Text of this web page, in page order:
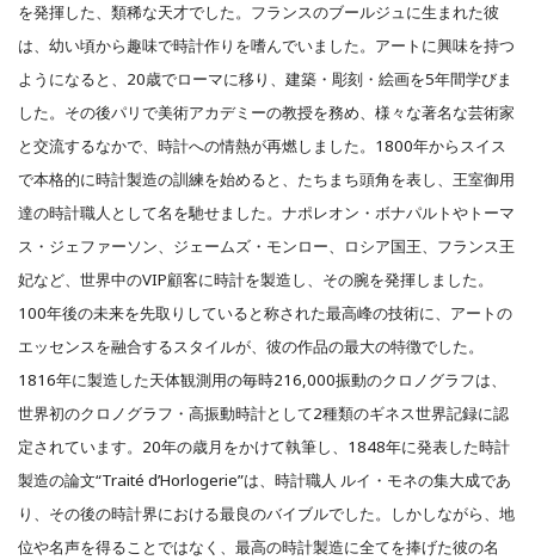
を発揮した、類稀な天才でした。フランスのブールジュに生まれた彼
は、幼い頃から趣味で時計作りを嗜んでいました。アートに興味を持つ
ようになると、20歳でローマに移り、建築・彫刻・絵画を5年間学びま
した。その後パリで美術アカデミーの教授を務め、様々な著名な芸術家
と交流するなかで、時計への情熱が再燃しました。1800年からスイス
で本格的に時計製造の訓練を始めると、たちまち頭角を表し、王室御用
達の時計職人として名を馳せました。ナポレオン・ボナパルトやトーマ
ス・ジェファーソン、ジェームズ・モンロー、ロシア国王、フランス王
妃など、世界中のVIP顧客に時計を製造し、その腕を発揮しました。
100年後の未来を先取りしていると称された最高峰の技術に、アートの
エッセンスを融合するスタイルが、彼の作品の最大の特徴でした。
1816年に製造した天体観測用の毎時216,000振動のクロノグラフは、
世界初のクロノグラフ・高振動時計として2種類のギネス世界記録に認
定されています。20年の歳月をかけて執筆し、1848年に発表した時計
製造の論文“Traité d’Horlogerie”は、時計職人 ルイ・モネの集大成であ
り、その後の時計界における最良のバイブルでした。しかしながら、地
位や名声を得ることではなく、最高の時計製造に全てを捧げた彼の名